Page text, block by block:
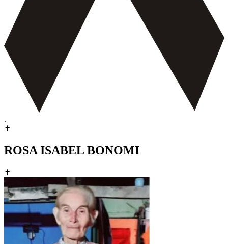
.
✝
ROSA ISABEL BONOMI
✝